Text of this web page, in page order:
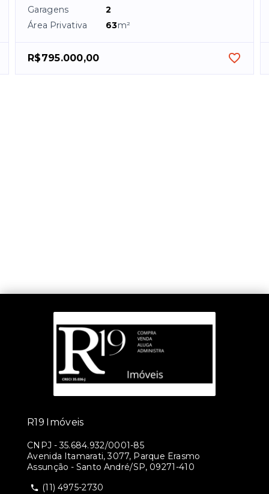
Garagens
2
Área Privativa
63m²
R$795.000,00
R19 Imóveis
CNPJ -35.684.932/0001-85
Avenida Itamarati, 3077, Parque Erasmo
Assunção - Santo André/SP, 09271-410
(11) 4975-2730